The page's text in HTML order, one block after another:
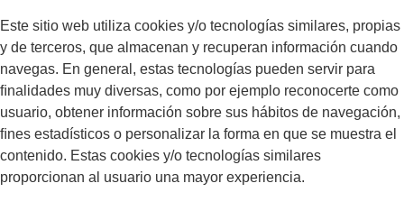
Este sitio web utiliza cookies y/o tecnologías similares, propias
y de terceros, que almacenan y recuperan información cuando
navegas. En general, estas tecnologías pueden servir para
ﬁnalidades muy diversas, como por ejemplo reconocerte como
usuario, obtener información sobre sus hábitos de navegación,
ﬁnes estadísticos o personalizar la forma en que se muestra el
contenido. Estas cookies y/o tecnologías similares
proporcionan al usuario una mayor experiencia.